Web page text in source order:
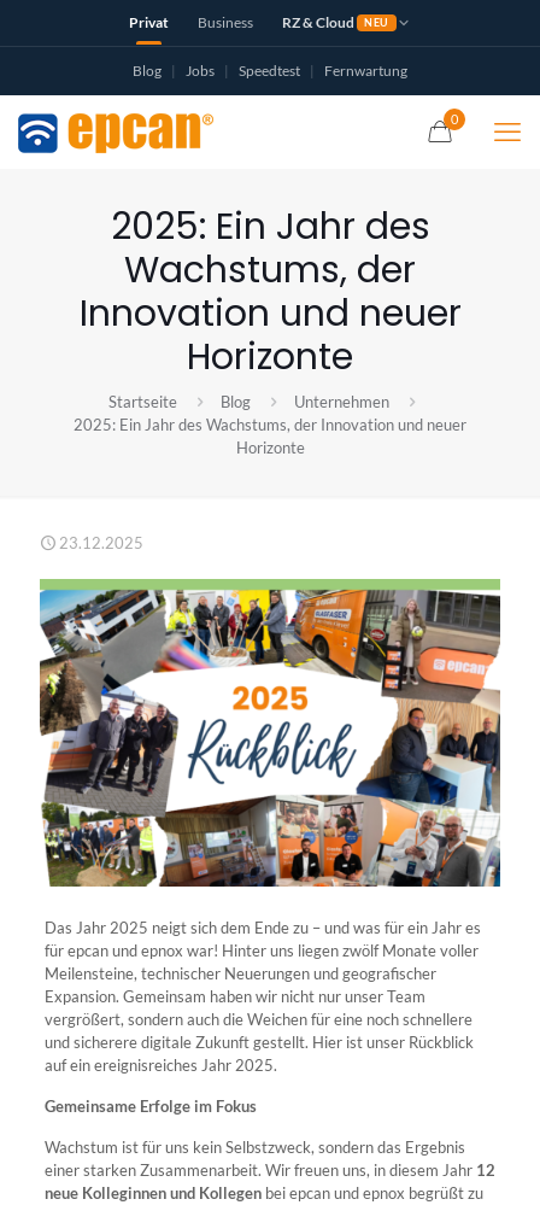
Privat Business RZ & Cloud NEU
Blog | Jobs | Speedtest | Fernwartung
0
2025: Ein Jahr des
Wachstums, der
Innovation und neuer
Horizonte
Startseite Blog
Unternehmen
2025: Ein Jahr des Wachstums, der Innovation und neuer
Horizonte
23.12.2025
Das Jahr 2025 neigt sich dem Ende zu – und was für ein Jahr es
fürepcanundepnox war! Hinter uns liegen zwölf Monate voller
Meilensteine, technischer Neuerungen und geografischer
Expansion. Gemeinsam haben wir nicht nur unser Team
vergrößert, sondern auch die Weichen für eine noch schnellere
und sicherere digitale Zukunft gestellt. Hier ist unser Rückblick
auf ein ereignisreiches Jahr 2025.
Gemeinsame Erfolge im Fokus
Wachstum ist für uns kein Selbstzweck, sondern das Ergebnis
einer starken Zusammenarbeit. Wir freuen uns, in diesem Jahr 12
neue Kolleginnen und Kollegenbei epcan und epnox begrüßt zu